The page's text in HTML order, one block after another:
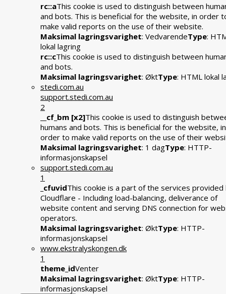
rc::aThis cookie is used to distinguish between
and bots. This is beneficial for the website, in order
make valid reports on the use of their website.
Maksimal lagringsvarighet: VedvarendeType:
lokal lagring
rc::cThis cookie is used to distinguish between
and bots.
Maksimal lagringsvarighet: ØktType: HTML lokal
stedi.com.au
support.stedi.com.au
2
__cf_bm [x2]This cookie is used to distinguish
humans and bots. This is beneficial for the website, in
order to make valid reports on the use of their
Maksimal lagringsvarighet: 1 dagType: HTTP-
informasjonskapsel
support.stedi.com.au
1
_cfuvidThis cookie is a part of the services provided
Cloudflare - Including load-balancing, deliverance of
website content and serving DNS connection for
operators.
Maksimal lagringsvarighet: ØktType: HTTP-
informasjonskapsel
www.ekstralyskongen.dk
1
theme_idVenter
Maksimal lagringsvarighet: ØktType: HTTP-
informasjonskapsel